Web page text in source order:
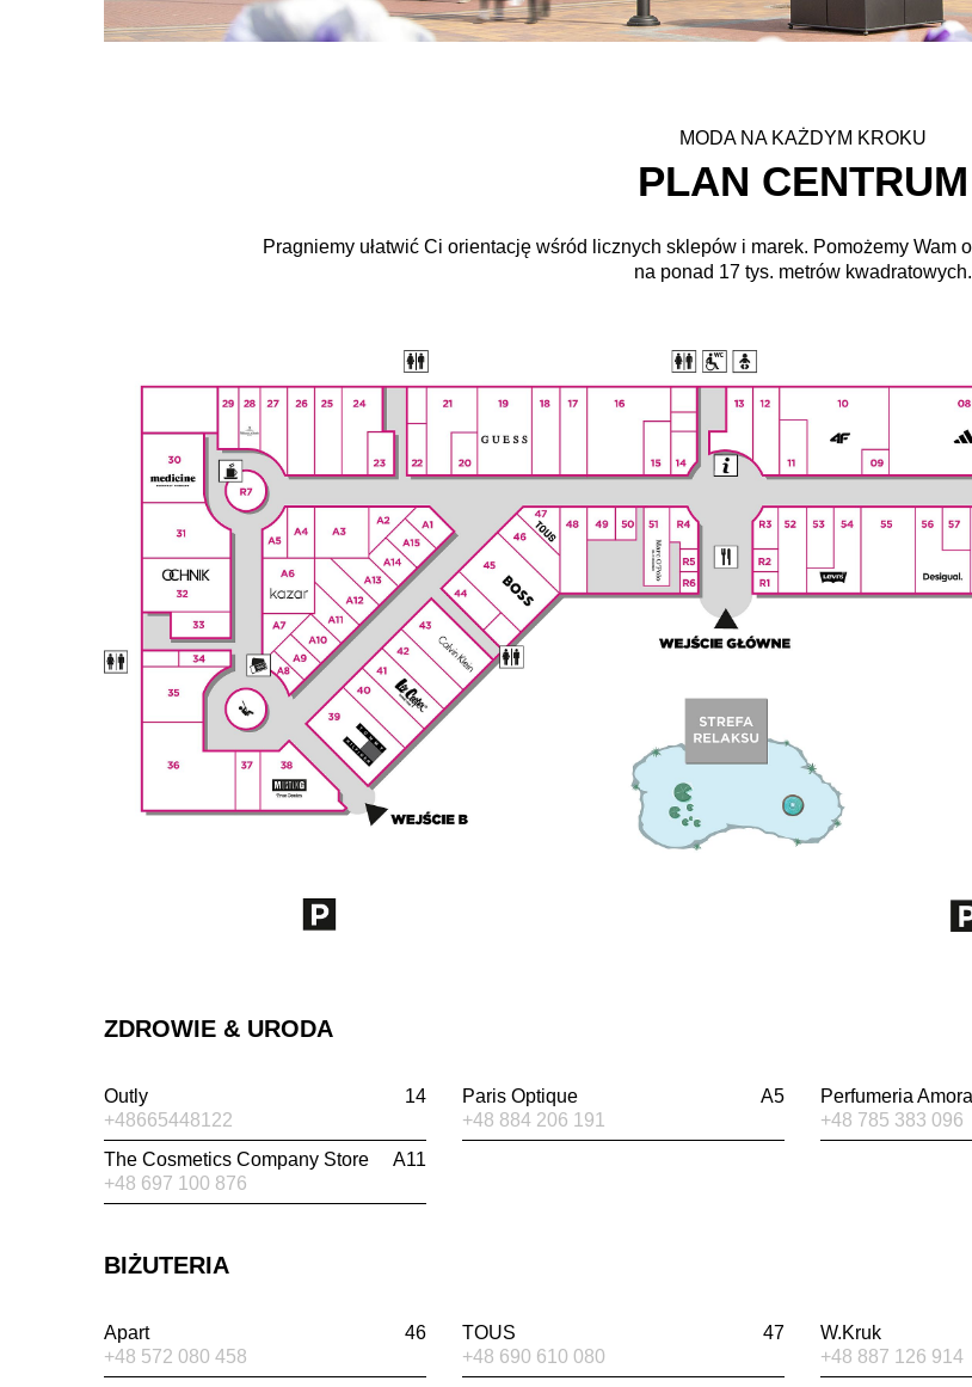
MODA NA KAŻDYM KROKU
PLAN CENTRUM
Pragniemy ułatwić Ci orientację wśród licznych sklepów i marek. Pomożemy
na ponad 17 tys. metrów kwadratowych.
ZDROWIE & URODA
Outly
14
+48665448122
Paris Optique
A5
+48 884 206 191
Perfumeria Amora
+48 785 383 096
The Cosmetics Company Store
A11
+48 697 100 876
BIŻUTERIA
Apart
46
+48 572 080 458
TOUS
47
+48 690 610 080
W.Kruk
+48 887 126 914